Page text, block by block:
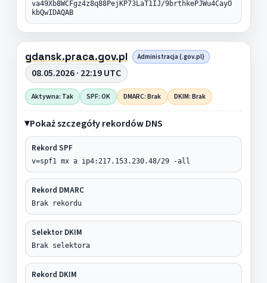
va49Xb8WCFgz4z8q88PejKP73LaT1IJ/9brthkePJWu4CayO
kbQwIDAQAB
gdansk.praca.gov.pl Administracja (.gov.pl)
08.05.2026 · 22:19 UTC
Aktywna: Tak SPF: OK DMARC: Brak DKIM: Brak
Pokaż szczegóły rekordów DNS
Rekord SPF
v=spf1 mx a ip4:217.153.230.48/29 -all
Rekord DMARC
Brak rekordu
Selektor DKIM
Brak selektora
Rekord DKIM